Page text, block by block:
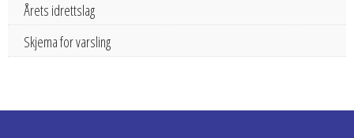
Årets idrettslag
Skjema for varsling